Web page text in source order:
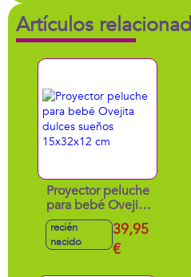
Artículos
Proyector peluche
para bebé Ovejita
dulces sueños
15x32x12 cm
recién
nacido
39,95
€